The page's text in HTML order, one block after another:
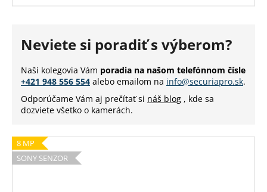
Neviete si poradiť s výberom?
Naši kolegovia Vám poradia na našom telefónnom čísle
+421 948 556 554 alebo emailom na info@securiapro.sk.
Odporúčame Vám aj prečítať si náš blog , kde sa
dozviete všetko o kamerách.
8 MP
SONY SENZOR